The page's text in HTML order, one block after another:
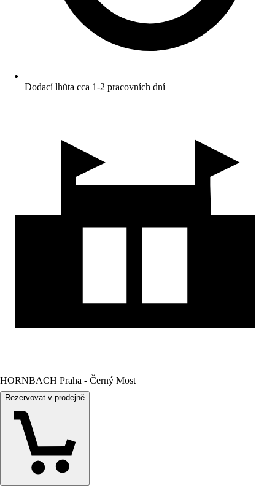
Dodací lhůta cca 1-2 pracovních dní
HORNBACH Praha - Černý Most
Rezervovat v prodejně